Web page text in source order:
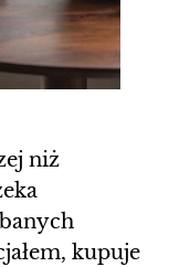
niż
kupuje